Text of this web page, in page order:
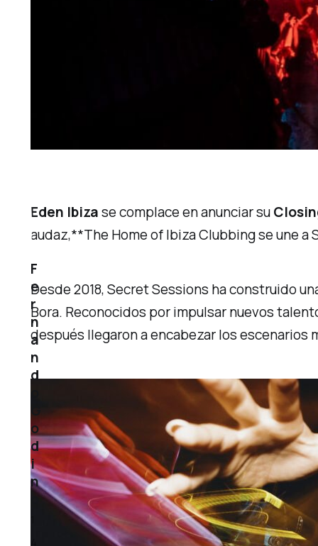
Eden Ibizase complace en anunciar su
audaz,**The Home of Ibiza Clubbing se une
Desde 2018, Secret Sessions ha construido
Bora. Reconocidos por impulsar nuevos
después llegaron a encabezar los escenarios
F
e
r
n
a
n
d
G
o
d
i
n
o